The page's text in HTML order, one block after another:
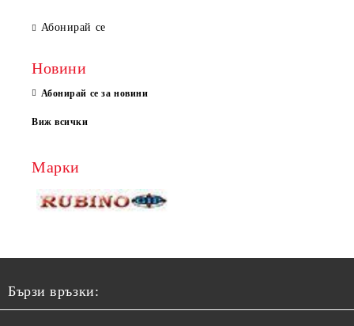
Абонирай се
Новини
Абонирай се за новини
Виж всички
Марки
Бързи връзки: